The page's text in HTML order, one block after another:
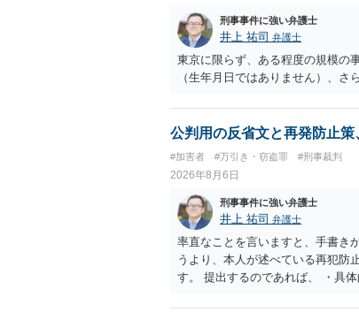
刑事事件に強い弁護士
井上 祐司 弁護士
東京に限らず、ある程度の規模の
（生年月日ではありません）、
公判用の反省文と再発防止策
#加害者 #万引き・窃盗罪 #刑事裁判
2026年8月6日
刑事事件に強い弁護士
井上 祐司 弁護士
率直なことを言いますと、手書き
うより、本人が述べている再犯防
す。 提出するのであれば、 ・具
者の証言 など、証拠で担保され